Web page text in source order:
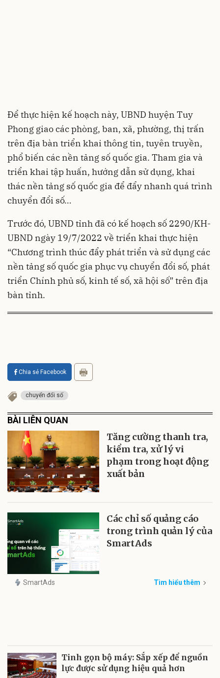
Để thực hiện kế hoạch này, UBND huyện Tuy
Phong giao các phòng, ban, xã, phường, thị trấn
trên địa bàn triển khai thông tin, tuyên truyền,
phổ biến các nền tảng số quốc gia. Tham gia và
triển khai tập huấn, hướng dẫn sử dụng, khai
thác nền tảng số quốc gia để đẩy nhanh quá trình
chuyển đổi số…
Trước đó, UBND tỉnh đã có kế hoạch số 2290/KH-
UBND ngày 19/7/2022 về triển khai thực hiện
“Chương trình thúc đẩy phát triển và sử dụng các
nền tảng số quốc gia phục vụ chuyển đổi số, phát
triển Chính phủ số, kinh tế số, xã hội số” trên địa
bàn tỉnh.
Chia sẻ Facebook
chuyển đổi số
BÀI LIÊN QUAN
Tăng cường thanh tra,
kiểm tra, xử lý vi
phạm trong hoạt động
xuất bản
Các chỉ số quảng cáo
trong trình quản lý của
SmartAds
SmartAds Tìm hiểu thêm
Tinh gọn bộ máy: Sắp xếp để nguồn
lực được sử dụng hiệu quả hơn